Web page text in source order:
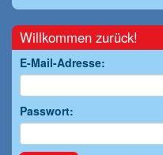
Willkommen zurück!
E-Mail-Adresse:
Passwort: